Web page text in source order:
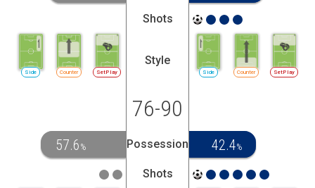
Shots
SetPlay
Counter
Side
Style
Side Counter SetPlay
76-90
57.6 % Possession 42.4%
Shots